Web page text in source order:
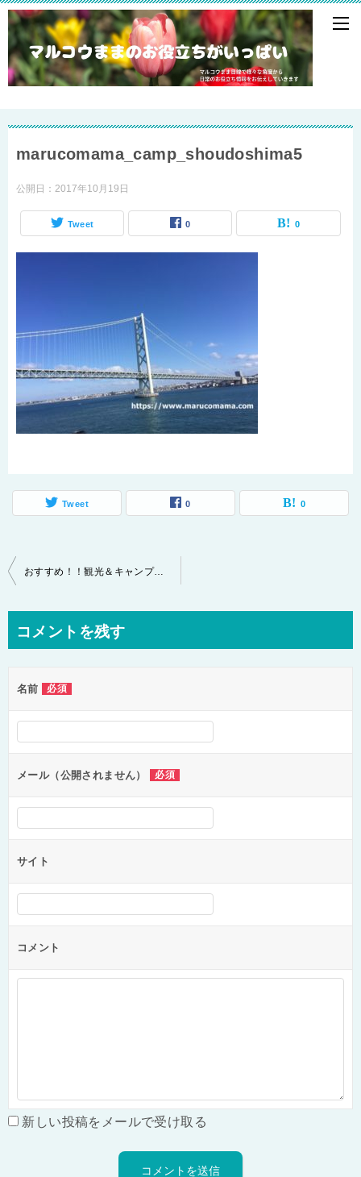
marucomama_camp_shoudoshima5
公開日： 2017年10月19日
Tweet 0 0
Tweet 0 0
投
ビ
ー
シ
ン
おすすめ！！観光＆キャンプなら一押し！小豆島
コメントを残す
名前 必須
メール（公開されません） 必須
サイト
コメント
新しい投稿をメールで受け取る